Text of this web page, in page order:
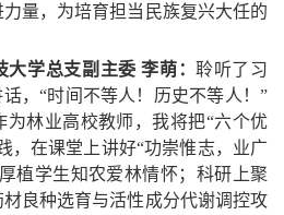
量，为培育担当民族复兴大任的
大学总支副主委 李萌：聆听了习
，“时间不等人！历史不等人！”
为林业高校教师，我将把“六个优
，在课堂上讲好“功崇惟志，业广
植学生知农爱林情怀；科研上聚
良种选育与活性成分代谢调控攻